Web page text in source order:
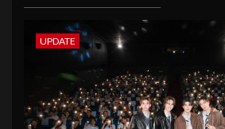
UPDATE